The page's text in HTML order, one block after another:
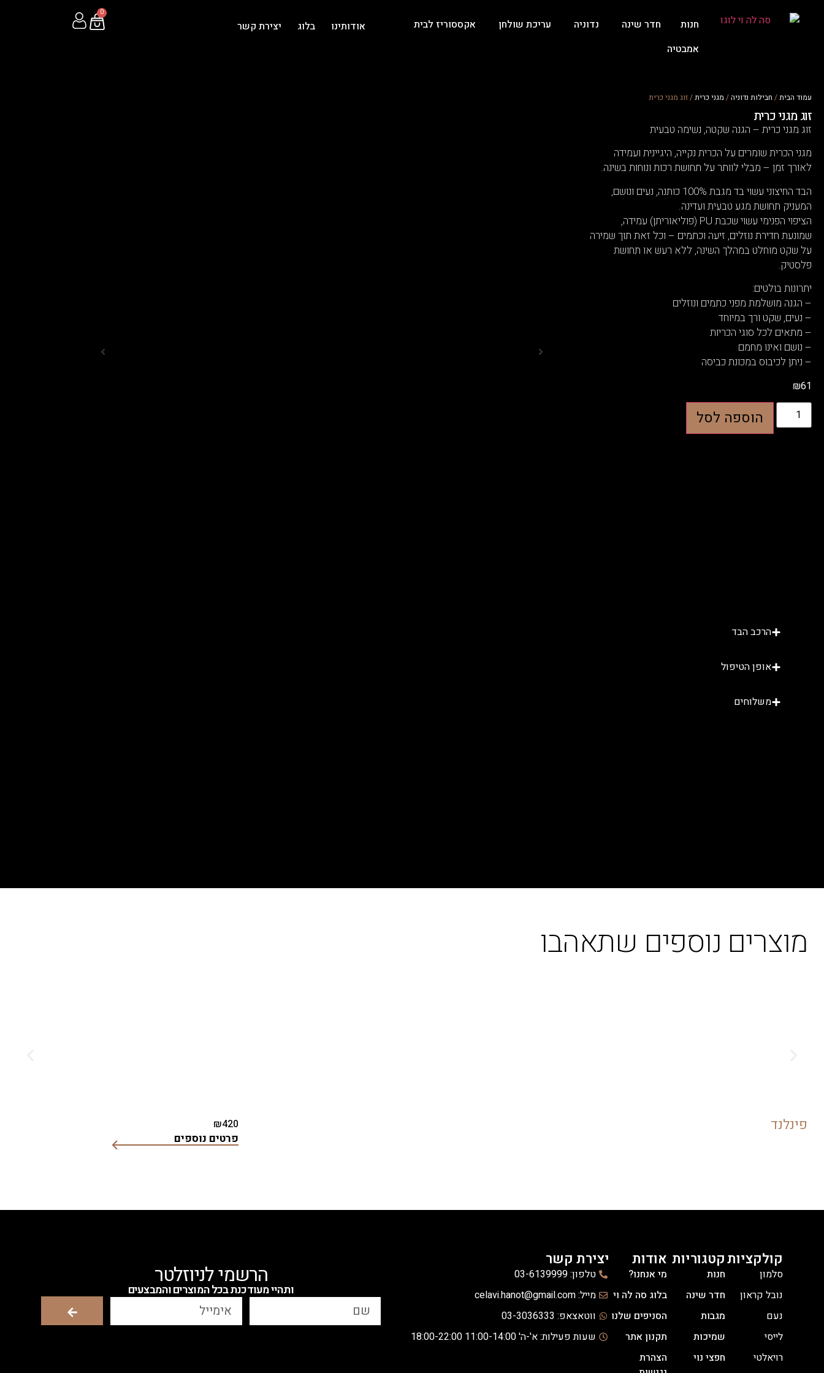
חנות חדר שינה נדוניה עריכת שולחן
אקססוריז לבית
אמבטיה
אודותינו בלוג יצירת קשר
0
עמוד הבית/ חבילות נדוניה/ מגני כרית/ זוג מגני כרית
זוג מגני כרית
זוג מגני כרית – הגנה שקטה, נשימה טבעית
מגני הכרית שומרים על הכרית נקייה, היגיינית ועמידה
לאורך זמן – מבלי לוותר על תחושת רכות ונוחות בשינה.
הבד החיצוני עשוי בד מגבת 100% כותנה, נעים ונושם,
המעניק תחושת מגע טבעית ועדינה.
הציפוי הפנימי עשוי שכבת PU (פוליאוריתן) עמידה,
שמונעת חדירת נוזלים, זיעה וכתמים – וכל זאת תוך שמירה
על שקט מוחלט במהלך השינה, ללא רעש או תחושת
פלסטיק.
יתרונות בולטים:
– הגנה מושלמת מפני כתמים ונוזלים
– נעים, שקט ורך במיוחד
– מתאים לכל סוגי הכריות
– נושם ואינו מחמם
– ניתן לכיבוס במכונת כביסה
₪61
הוספה לסל
הרכב הבד
אופן הטיפול
משלוחים
מוצרים נוספים שתאהבו
פינלנד ₪420
פרטים נוספים
הרשמי לניוזלטר
ותהיי מעודכנת בכל המוצרים והמבצעים
קולקציות
סלמון
נובל קראון
נעם
לייסי
רויאלטי
קטגוריות
חנות
חדר שינה
מגבות
שמיכות
חפצי נוי
אודות
מי אנחנו?
בלוג סה לה וי
הסניפים שלנו
תקנון אתר
הצהרת
יצירת קשר
טלפון: 03-6139999
מייל: celavi.hanot@gmail.com
ווטאצאפ: 03-3036333
שעות פעילות: א'-ה' 11:00-14:00 18:00-22:00